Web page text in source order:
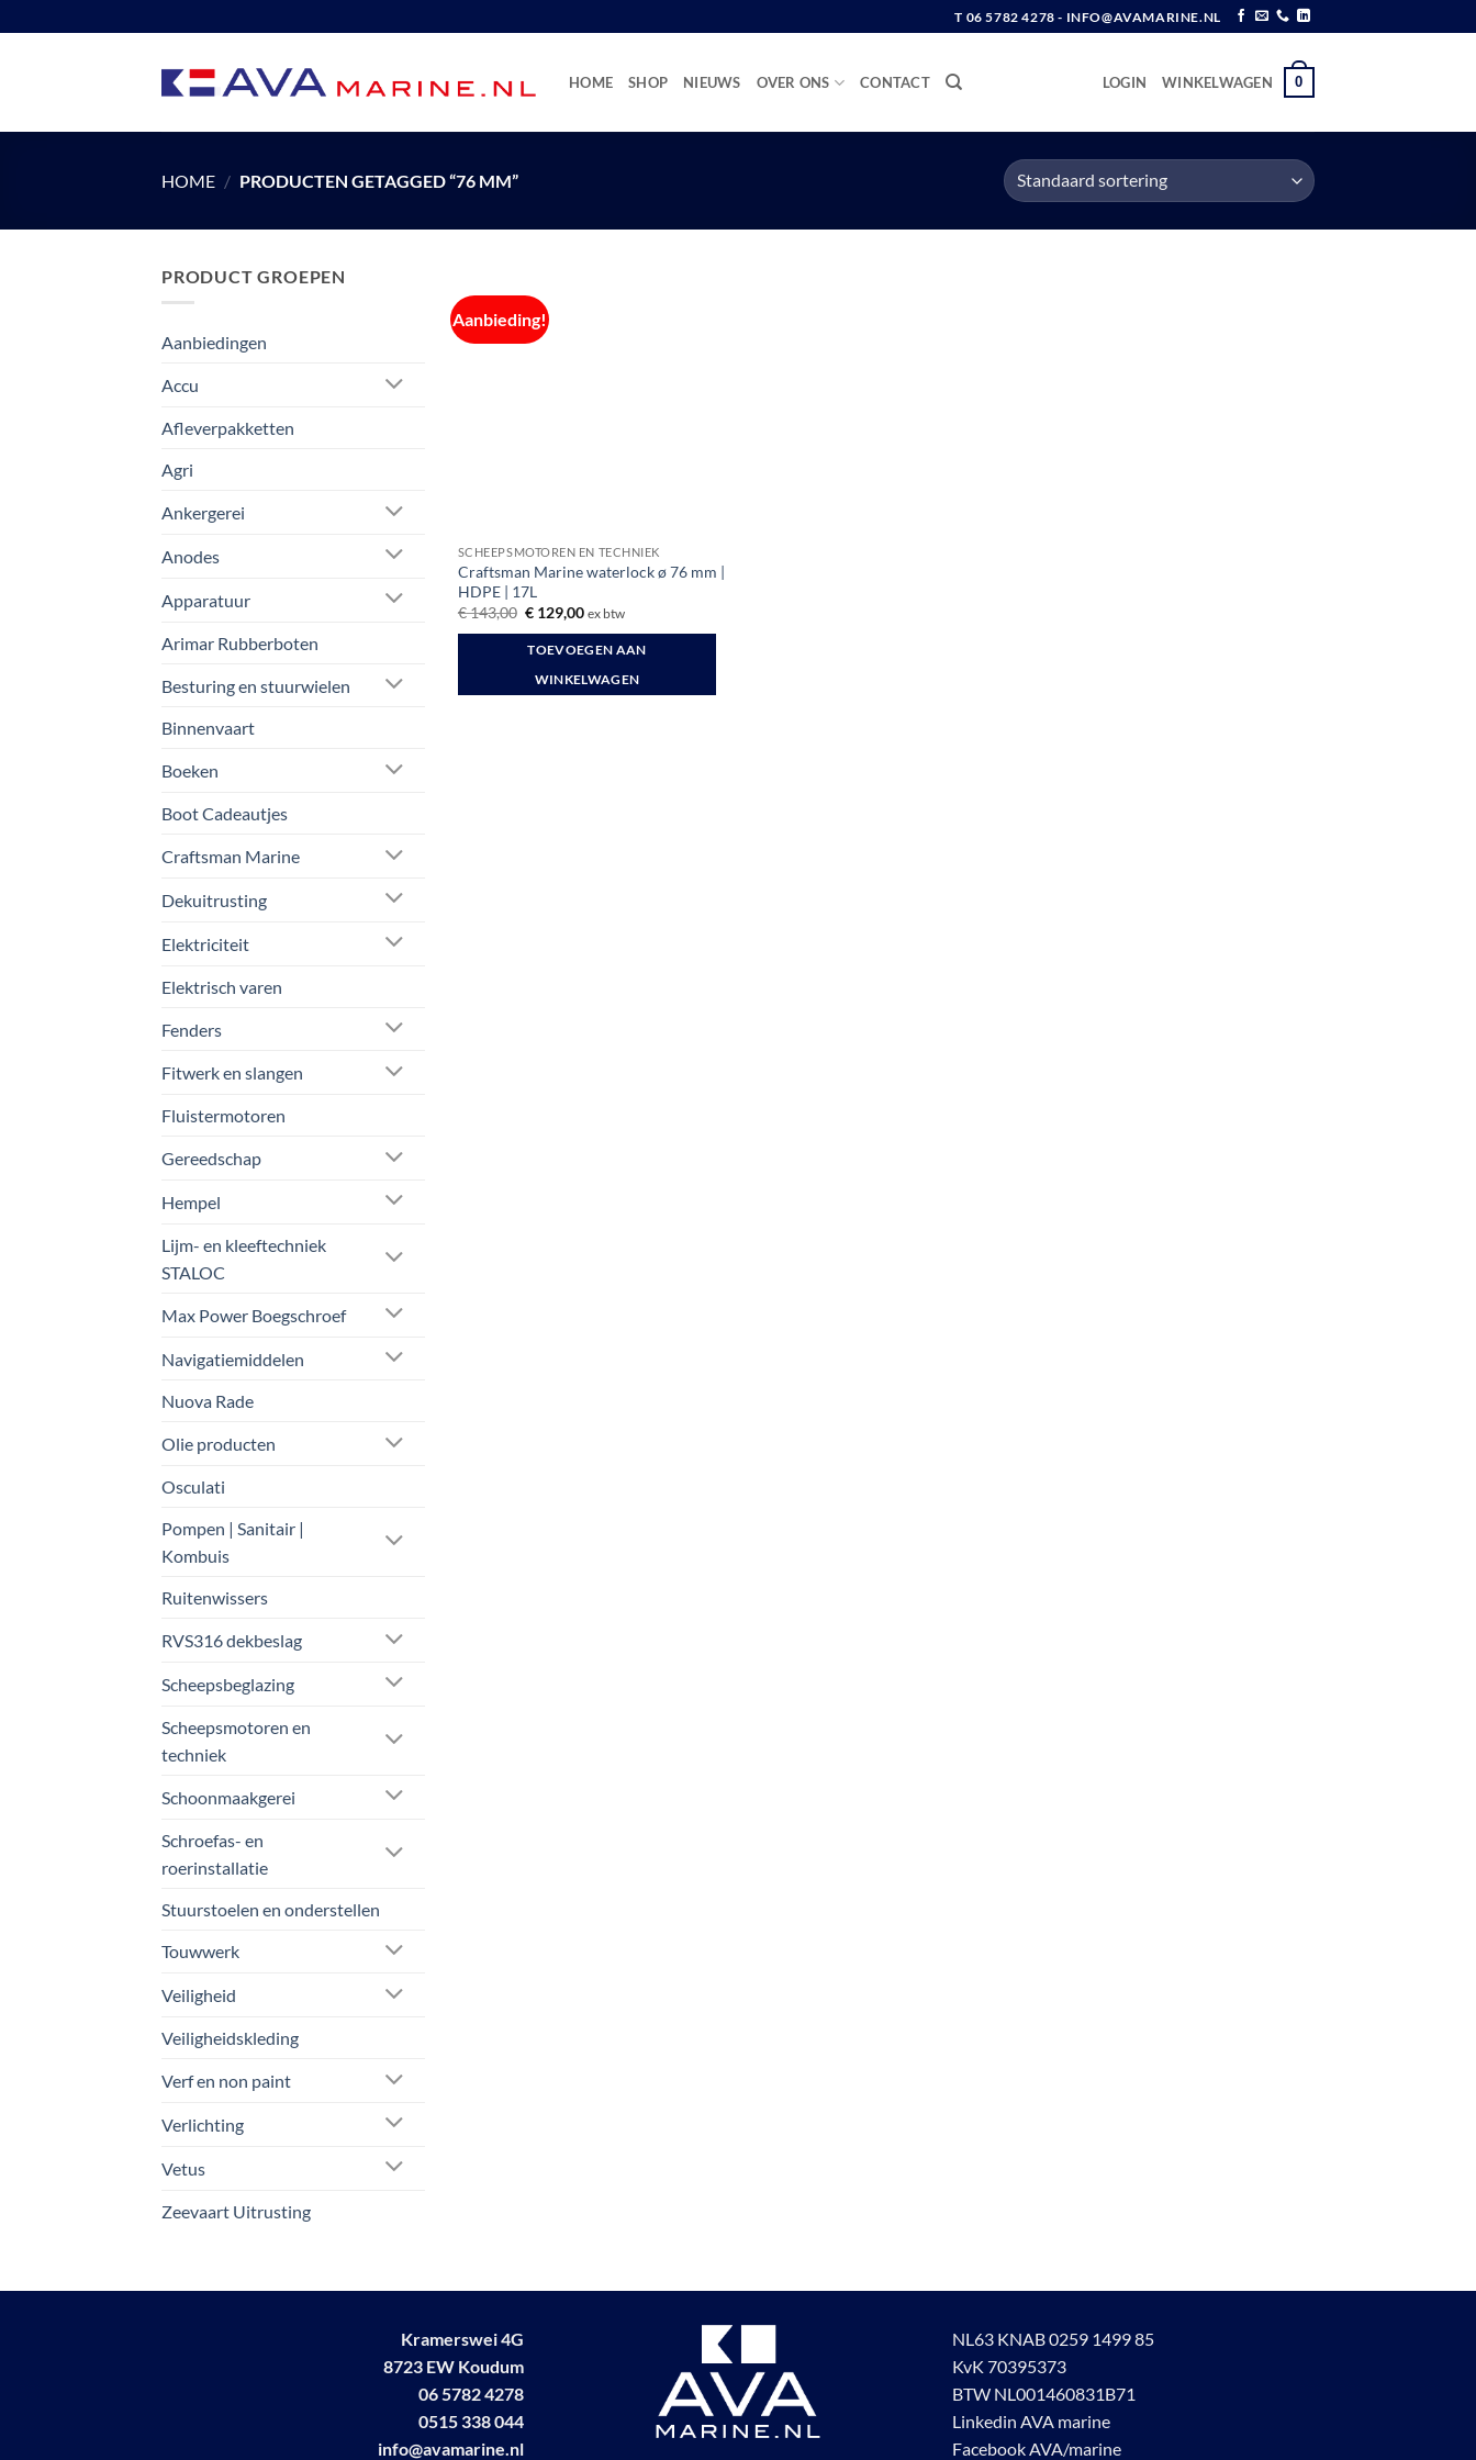
naar
T 06 5782 4278 - INFO@AVAMARINE.NL
HOME SHOP NIEUWS OVER ONS CONTACT LOGIN WINKELWAGEN 0
HOME / PRODUCTEN GETAGGED “76 MM”
PRODUCT GROEPEN
Aanbiedingen
Accu
Afleverpakketten
Agri
Ankergerei
Anodes
Apparatuur
Arimar Rubberboten
Besturing en stuurwielen
Binnenvaart
Boeken
Boot Cadeautjes
Craftsman Marine
Dekuitrusting
Elektriciteit
Elektrisch varen
Fenders
Fitwerk en slangen
Fluistermotoren
Gereedschap
Hempel
Lijm- en kleeftechniek
STALOC
Max Power Boegschroef
Navigatiemiddelen
Nuova Rade
Olie producten
Osculati
Pompen | Sanitair |
Kombuis
Ruitenwissers
RVS316 dekbeslag
Scheepsbeglazing
Scheepsmotoren en
techniek
Schoonmaakgerei
Schroefas- en
roerinstallatie
Stuurstoelen en onderstellen
Touwwerk
Veiligheid
Veiligheidskleding
Verf en non paint
Verlichting
Vetus
Zeevaart Uitrusting
Aanbieding!
SCHEEPSMOTOREN EN TECHNIEK
Craftsman Marine waterlock ø 76 mm |
HDPE | 17L
€143,00 Oorspronkelijke
was:
€ 143,00.
€ 129,00Huidige
is:
€ 129,00.
ex btw
TOEVOEGEN AAN
WINKELWAGEN
Kramerswei 4G
8723 EW Koudum
06 5782 4278
0515 338 044
info@avamarine.nl
NL63 KNAB 0259 1499 85
KvK 70395373
BTW NL001460831B71
Linkedin AVA marine
Facebook AVA/marine